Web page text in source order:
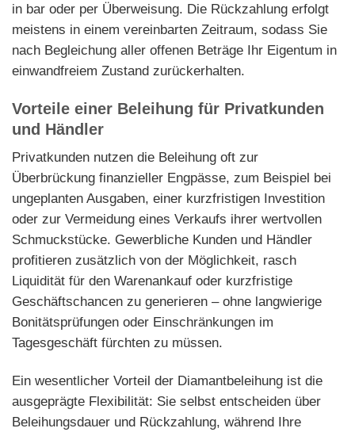
in bar oder per Überweisung. Die Rückzahlung erfolgt
meistens in einem vereinbarten Zeitraum, sodass Sie
nach Begleichung aller offenen Beträge Ihr Eigentum in
einwandfreiem Zustand zurückerhalten.
Vorteile einer Beleihung für Privatkunden
und Händler
Privatkunden nutzen die Beleihung oft zur
Überbrückung finanzieller Engpässe, zum Beispiel bei
ungeplanten Ausgaben, einer kurzfristigen Investition
oder zur Vermeidung eines Verkaufs ihrer wertvollen
Schmuckstücke. Gewerbliche Kunden und Händler
profitieren zusätzlich von der Möglichkeit, rasch
Liquidität für den Warenankauf oder kurzfristige
Geschäftschancen zu generieren – ohne langwierige
Bonitätsprüfungen oder Einschränkungen im
Tagesgeschäft fürchten zu müssen.
Ein wesentlicher Vorteil der Diamantbeleihung ist die
ausgeprägte Flexibilität: Sie selbst entscheiden über
Beleihungsdauer und Rückzahlung, während Ihre